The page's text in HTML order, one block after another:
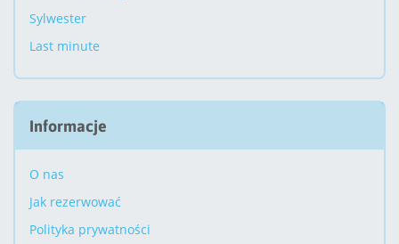
Sylwester
Last minute
Informacje
O nas
Jak rezerwować
Polityka prywatności